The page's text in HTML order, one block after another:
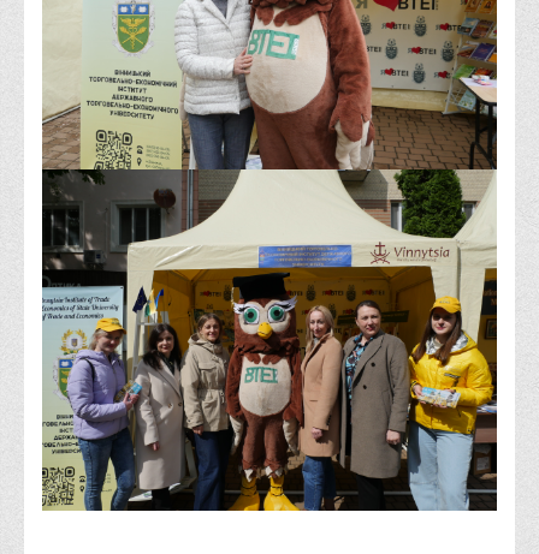
Програми подвійного диплому
Програми стажування (міжнародна практика)
Міжнародні проєкти
Корисні посилання
Навчально-методичний
З організації виховної та культурно-мистецької роботи
студентів
Технічних засобів навчання
Редакційно-видавничий
Центри
Розвитку кар’єри
Ресурсний центр зі сталого розвитку
Моніторингу якості освітнього процесу та інноваційного
розвитку